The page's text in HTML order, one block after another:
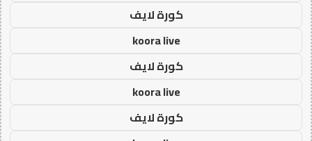
كورة لايف
koora live
كورة لايف
koora live
كورة لايف